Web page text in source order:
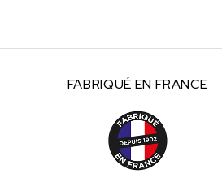
FABRIQUÉ EN FRANCE